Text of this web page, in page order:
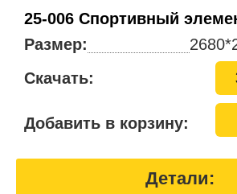
25-006 Спортивный
Размер:
Скачать:
Добавить в корзину:
Детали: